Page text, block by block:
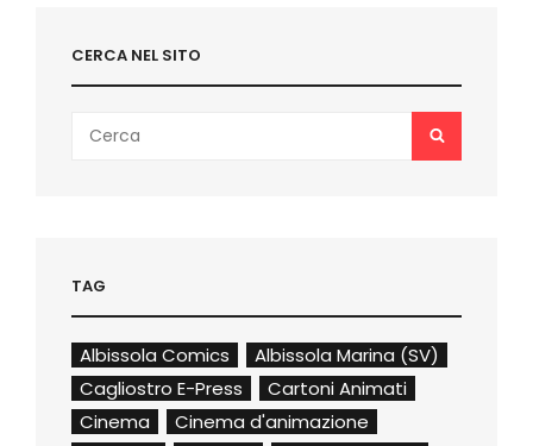
CERCA NEL SITO
for:
SEARCH
TAG
Albissola Comics
Albissola Marina (SV)
Cagliostro E-Press
Cartoni Animati
Cinema
Cinema d'animazione